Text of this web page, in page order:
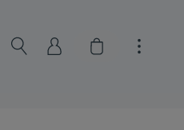
Warenkorb